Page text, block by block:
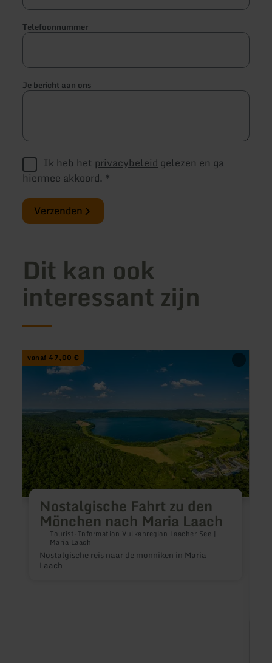
Telefoonnummer
Je bericht aan ons
Ik heb het privacybeleidgelezen en ga
hiermee akkoord. *
Verzenden
Dit kan ook
interessant zijn
vanaf 47,00 €
Nostalgische Fahrt zu den
Mönchen nach Maria Laach
Tourist-Information Vulkanregion Laacher See |
Maria Laach
Nostalgische reis naar de monniken in Maria
Laach
informatie
den
Maria
Laach